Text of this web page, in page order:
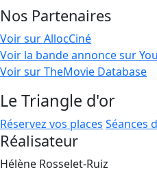
Nos Partenaires
Voir sur AllocCiné
Voir la bande annonce sur
Voir sur TheMovie Database
Le Triangle d'or
Réservez vos places Séances
Réalisateur
Hélène Rosselet-Ruiz